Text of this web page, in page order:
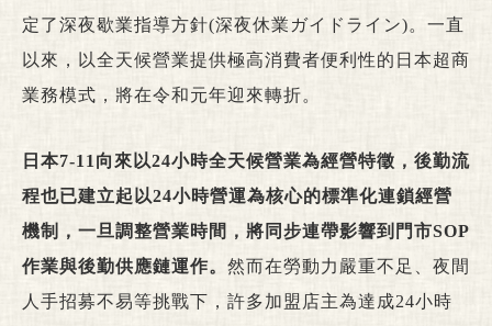
定了深夜歇業指導方針(深夜休業ガイドライン)。一直
以來，以全天候營業提供極高消費者便利性的日本超商
業務模式，將在令和元年迎來轉折。
日本7-11向來以24小時全天候營業為經營特徵，後勤流
程也已建立起以24小時營運為核心的標準化連鎖經營
機制，一旦調整營業時間，將同步連帶影響到門市SOP
作業與後勤供應鏈運作。 然而在勞動力嚴重不足、夜間
人手招募不易等挑戰下，許多加盟店主為達成24小時